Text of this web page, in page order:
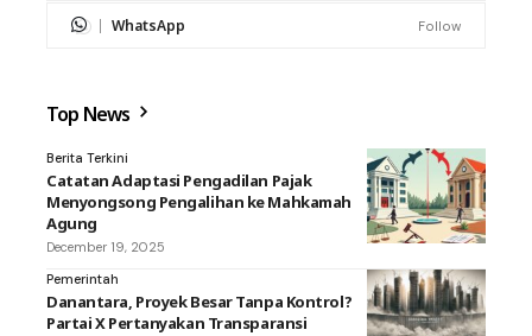
WhatsApp Follow
Top News
Berita Terkini
Catatan Adaptasi Pengadilan Pajak
Menyongsong Pengalihan ke Mahkamah
Agung
December 19, 2025
Pemerintah
Danantara, Proyek Besar Tanpa Kontrol?
Partai X Pertanyakan Transparansi